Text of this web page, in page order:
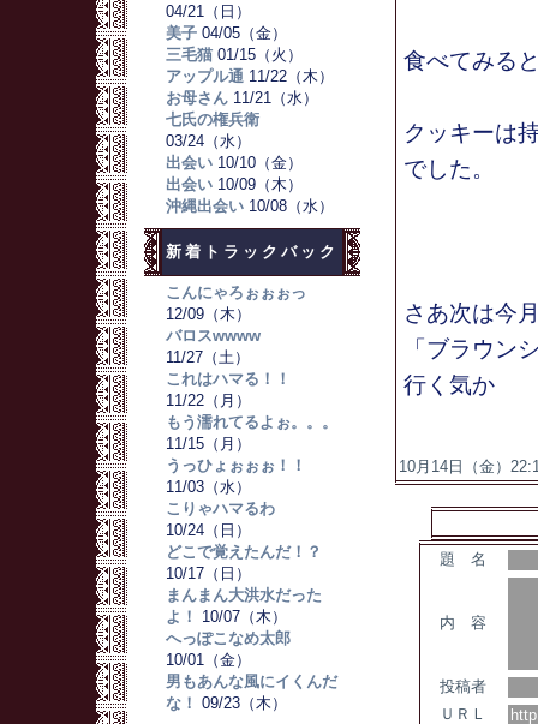
04/21（日）
美子04/05（金）
三毛猫01/15（火）
アップル通11/22（木）
お母さん11/21（水）
七氏の権兵衛
03/24（水）
出会い10/10（金）
出会い10/09（木）
沖縄出会い10/08（水）
新着トラックバック
こんにゃろぉぉぉっ
12/09（木）
バロスwwww
11/27（土）
これはハマる！！
11/22（月）
もう濡れてるよぉ。。。
11/15（月）
うっひょぉぉぉ！！
11/03（水）
こりゃハマるわ
10/24（日）
どこで覚えたんだ！？
10/17（日）
まんまん大洪水だった
よ！
10/07（木）
へっぽこなめ太郎
10/01（金）
男もあんな風にイくんだ
な！ 09/23（木）
食べてみる
クッキーは
でした。
さあ次は今
「ブラウ
行く気か
10月14日（金）
題 名
内 容
投稿者
ＵＲＬ